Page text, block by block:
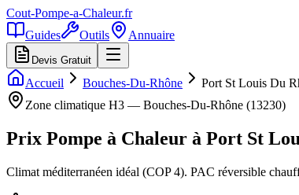
Cout-Pompe-a-Chaleur.fr
Guides
Outils Annuaire
Devis Gratuit
Accueil Bouches-Du-Rhône
Port St Louis Du
Zone climatique H3 — Bouches-Du-Rhône (13230)
Prix Pompe à Chaleur à Port St
Climat méditerranéen idéal (COP 4). PAC réversible